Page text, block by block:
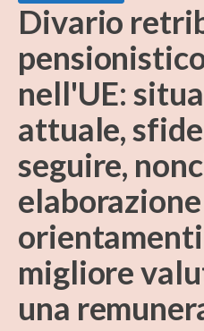
Divario
nell'UE:
attuale,
seguire,
migliore
una